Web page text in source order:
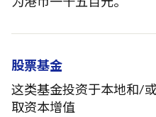
股票基金
这类基金投资于本地和/
取资本增值